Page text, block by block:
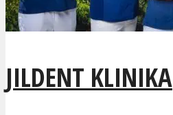
JILDENT KLINIKA